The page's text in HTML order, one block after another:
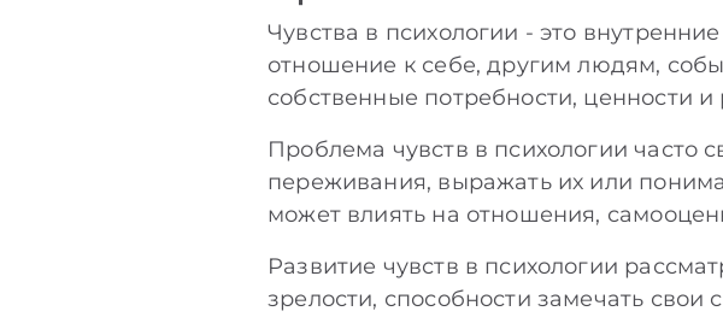
Чувства в психологии - это
отношение к себе, другим людям,
собственные потребности, ценности и
Проблема чувств в психологии часто
переживания, выражать их или
может влиять на отношения,
Развитие чувств в психологии
зрелости, способности замечать